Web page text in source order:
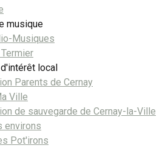
musique
Musiques
local
Parents de Cernay
Ville
de sauvegarde de Cernay-la-Ville
environs
Pot'irons